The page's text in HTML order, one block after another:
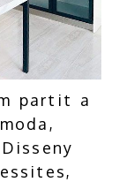
partit a